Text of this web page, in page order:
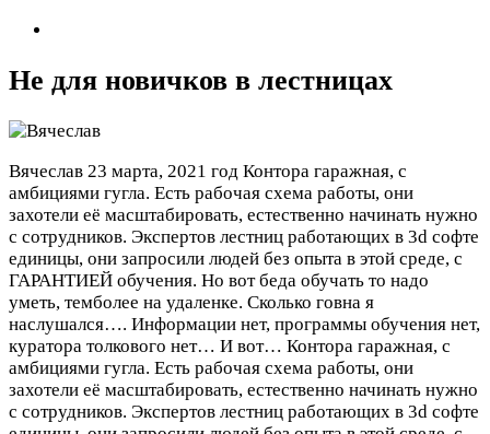
Не для новичков в лестницах
Вячеслав 23 марта, 2021 год Контора гаражная, с
амбициями гугла. Есть рабочая схема работы, они
захотели её масштабировать, естественно начинать нужно
с сотрудников. Экспертов лестниц работающих в 3d софте
единицы, они запросили людей без опыта в этой среде, с
ГАРАНТИЕЙ обучения. Но вот беда обучать то надо
уметь, темболее на удаленке. Сколько говна я
наслушался…. Информации нет, программы обучения нет,
куратора толкового нет… И вот… Контора гаражная, с
амбициями гугла. Есть рабочая схема работы, они
захотели её масштабировать, естественно начинать нужно
с сотрудников. Экспертов лестниц работающих в 3d софте